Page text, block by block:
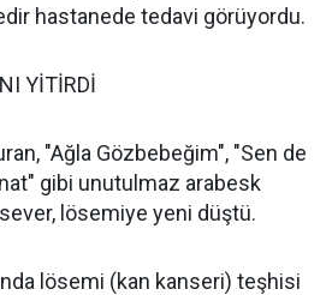
hastanede tedavi görüyordu.
YİTİRDİ
"Ağla Gözbebeğim", "Sen de
gibi unutulmaz arabesk
lösemiye yeni düştü.
lösemi (kan kanseri) teşhisi